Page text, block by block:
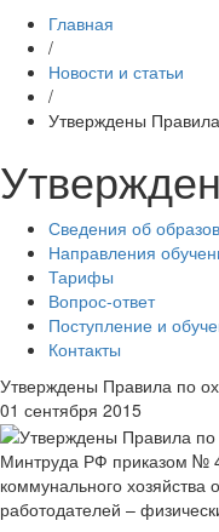
Главная
/
Новости и статьи
/
Утверждены
Сведения об
Направления
Тарифы
Вопрос-ответ
Поступление и
Контакты
Утверждены Правила по
01 сентября 2015
Минтруда РФ приказом №
коммунального
работодателей –